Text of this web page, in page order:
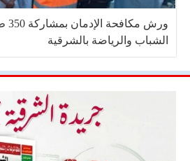
ورش
الشباب والرياضة بالشرقية